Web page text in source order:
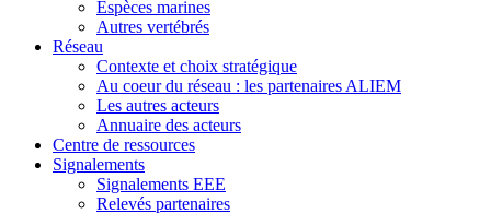
Espèces marines
Autres vertébrés
Réseau
Contexte et choix stratégique
Au coeur du réseau : les partenaires ALIEM
Les autres acteurs
Annuaire des acteurs
Centre de ressources
Signalements
Signalements EEE
Relevés partenaires